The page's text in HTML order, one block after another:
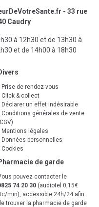
- 33 rue
Caudry
à 12h30 et de 13h30 à
et de 14h00 à 18h30
Prise de rendez-vous
Click & collect
Déclarer un effet indésirable
Conditions générales de vente
Mentions légales
Données personnelles
Cookies
de garde
pouvez contacter le
74 20 30 (audiotel 0,15€
min), accessible 24h/24 afin
trouver la pharmacie de garde